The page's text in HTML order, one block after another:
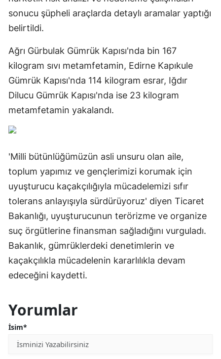
sonucu şüpheli araçlarda detaylı aramalar yaptığı
belirtildi.
Ağrı Gürbulak Gümrük Kapısı'nda bin 167
kilogram sıvı metamfetamin, Edirne Kapıkule
Gümrük Kapısı'nda 114 kilogram esrar, Iğdır
Dilucu Gümrük Kapısı'nda ise 23 kilogram
metamfetamin yakalandı.
'Milli bütünlüğümüzün asli unsuru olan aile,
toplum yapımız ve gençlerimizi korumak için
uyuşturucu kaçakçılığıyla mücadelemizi sıfır
tolerans anlayışıyla sürdürüyoruz' diyen Ticaret
Bakanlığı, uyuşturucunun terörizme ve organize
suç örgütlerine finansman sağladığını vurguladı.
Bakanlık, gümrüklerdeki denetimlerin ve
kaçakçılıkla mücadelenin kararlılıkla devam
edeceğini kaydetti.
Yorumlar
İsim*